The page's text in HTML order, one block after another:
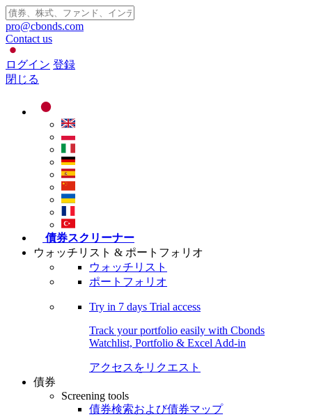
pro@cbonds.com
Contact us
ログイン 登録
閉じる
債券スクリーナー
ウォッチリスト & ポートフォリオ
ウォッチリスト
ポートフォリオ
Try in 7 days Trial access
Track your portfolio easily with Cbonds
Watchlist, Portfolio & Excel Add-in
アクセスをリクエスト
債券
Screening tools
債券検索および債券マップ